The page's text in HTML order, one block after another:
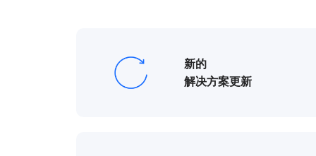
新的
解决方案更新